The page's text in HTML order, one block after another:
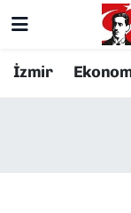
İzmirResmi
Konak
Süper Lig